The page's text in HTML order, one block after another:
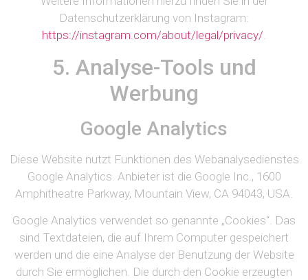
Datenschutzerklärung von Instagram:
https://instagram.com/about/legal/privacy/.
5. Analyse-Tools und
Werbung
Google Analytics
Diese Website nutzt Funktionen des Webanalysedienstes
Google Analytics. Anbieter ist die Google Inc., 1600
Amphitheatre Parkway, Mountain View, CA 94043, USA.
Google Analytics verwendet so genannte „Cookies“. Das
sind Textdateien, die auf Ihrem Computer gespeichert
werden und die eine Analyse der Benutzung der Website
durch Sie ermöglichen. Die durch den Cookie erzeugten